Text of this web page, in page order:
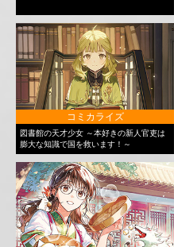
コミカライズ
図書館の天才少女 ～本好きの新人官吏は
膨大な知識で国を救います！～